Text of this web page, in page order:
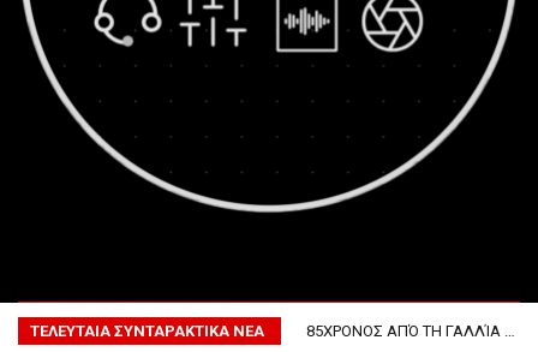
ΤΕΛΕΥΤΑΙΑ ΣΥΝΤΑΡΑΚΤΙΚΑ ΝΕΑ
ΣΚΗΝΟΘΈΤΗΣΕ ΤΗΝ ΚΛΟΠΉ ΤΟΥ ΑΥΤΟΚΙΝΉΤΟΥ ΤΟΥ ΓΙΑ ΝΑ ΑΠΟΦΎΓΕΙ ΨΏΝΙΑ ΜΕ ΤΗ ΣΎΖΥΓΟ!